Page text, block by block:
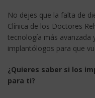
No dejes que la falta de
Clínica de los Doctores
tecnología más avanzada
implantólogos para que
¿Quieres saber si los
para ti?